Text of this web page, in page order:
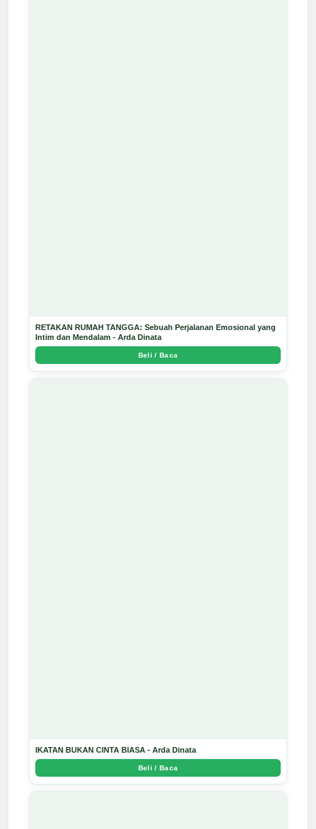
RETAKAN RUMAH TANGGA: Sebuah Perjalanan Emosional yang
Intim dan Mendalam - Arda Dinata
Beli / Baca
IKATAN BUKAN CINTA BIASA - Arda Dinata
Beli / Baca